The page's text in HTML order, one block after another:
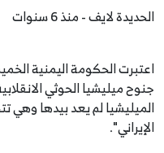
الحديدة لايف - منذ 6 سنوات
جنوح ميليشيا الحوثي
الميليشيا لم يعد بيدها وهي
الإيراني".